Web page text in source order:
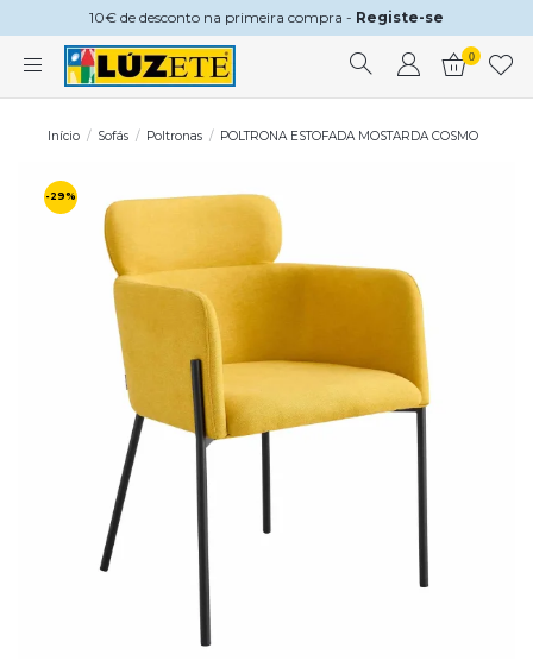
10€ de desconto na primeira compra - Registe-se
0
Início Sofás Poltronas POLTRONA ESTOFADA MOSTARDA COSMO
-29%